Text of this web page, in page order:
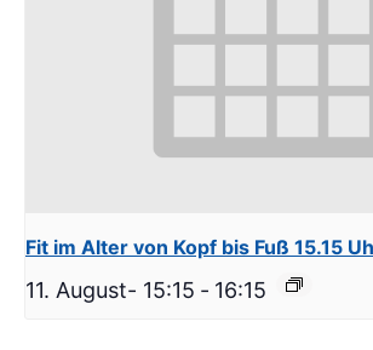
Fit im Alter von Kopf bis Fuß 15.15
11. August- 15:15 - 16:15